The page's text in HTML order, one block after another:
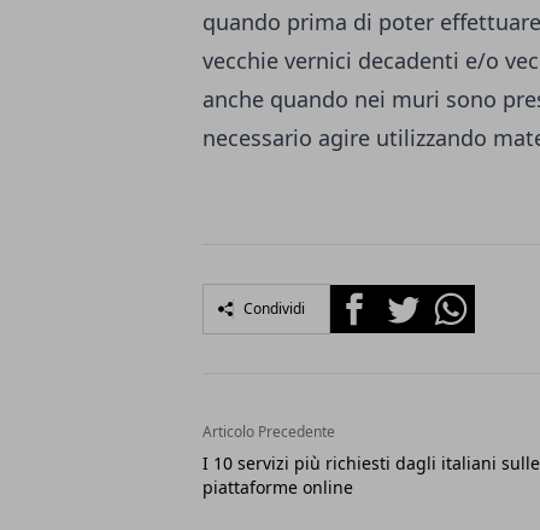
quando prima di poter
vecchie vernici decadenti e/o
anche quando nei muri sono
necessario agire utilizzando
Condividi FacebookTwitterWhatsapp
Articolo Precedente
I 10 servizi più richiesti dagli italiani sulle
piattaforme online